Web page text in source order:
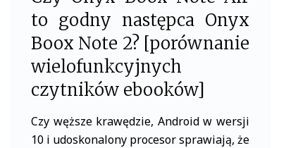
to godny następca Onyx
Boox Note 2? [porównanie
wielofunkcyjnych
czytników ebooków]
Czy węższe krawędzie, Android w wersji
10 i udoskonalony procesor sprawiają, że